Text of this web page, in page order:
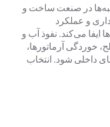
در صنعت ساخت و
و عملکرد
می‌کند. نفوذ آب و
خوردگی آرماتورها،
داخلی شود. انتخاب